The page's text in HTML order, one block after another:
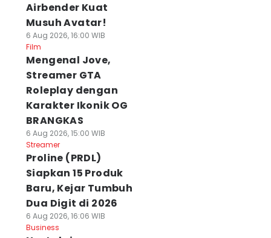
Airbender Kuat
Musuh Avatar!
6 Aug 2026, 16:00 WIB
Film
Mengenal Jove,
Streamer GTA
Roleplay dengan
Karakter Ikonik OG
BRANGKAS
6 Aug 2026, 15:00 WIB
Streamer
Proline (PRDL)
Siapkan 15 Produk
Baru, Kejar Tumbuh
Dua Digit di 2026
6 Aug 2026, 16:06 WIB
Business